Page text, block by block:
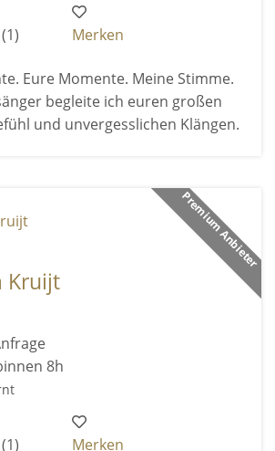
(1)
Merken
Eure Momente. Meine Stimme.
begleite ich euren großen
und unvergesslichen Klängen.
Premium Anbieter
Kruijt
8h
(1)
Merken